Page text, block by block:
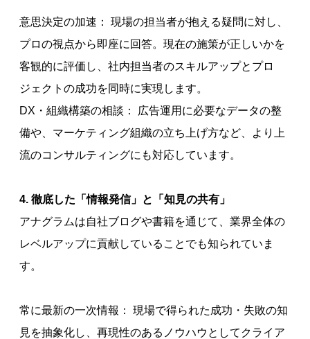
意思決定の加速： 現場の担当者が抱える疑問に対し、
プロの視点から即座に回答。現在の施策が正しいかを
客観的に評価し、社内担当者のスキルアップとプロ
ジェクトの成功を同時に実現します。
DX・組織構築の相談： 広告運用に必要なデータの整
備や、マーケティング組織の立ち上げ方など、より上
流のコンサルティングにも対応しています。
4. 徹底した「情報発信」と「知見の共有」
アナグラムは自社ブログや書籍を通じて、業界全体の
レベルアップに貢献していることでも知られていま
す。
常に最新の一次情報： 現場で得られた成功・失敗の知
見を抽象化し、再現性のあるノウハウとしてクライア